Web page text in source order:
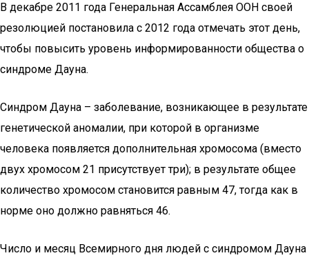
В декабре 2011 года Генеральная Ассамблея ООН своей
резолюцией постановила с 2012 года отмечать этот день,
чтобы повысить уровень информированности общества о
синдроме Дауна.
Синдром Дауна – заболевание, возникающее в результате
генетической аномалии, при которой в организме
человека появляется дополнительная хромосома (вместо
двух хромосом 21 присутствует три); в результате общее
количество хромосом становится равным 47, тогда как в
норме оно должно равняться 46.
Число и месяц Всемирного дня людей с синдромом Дауна